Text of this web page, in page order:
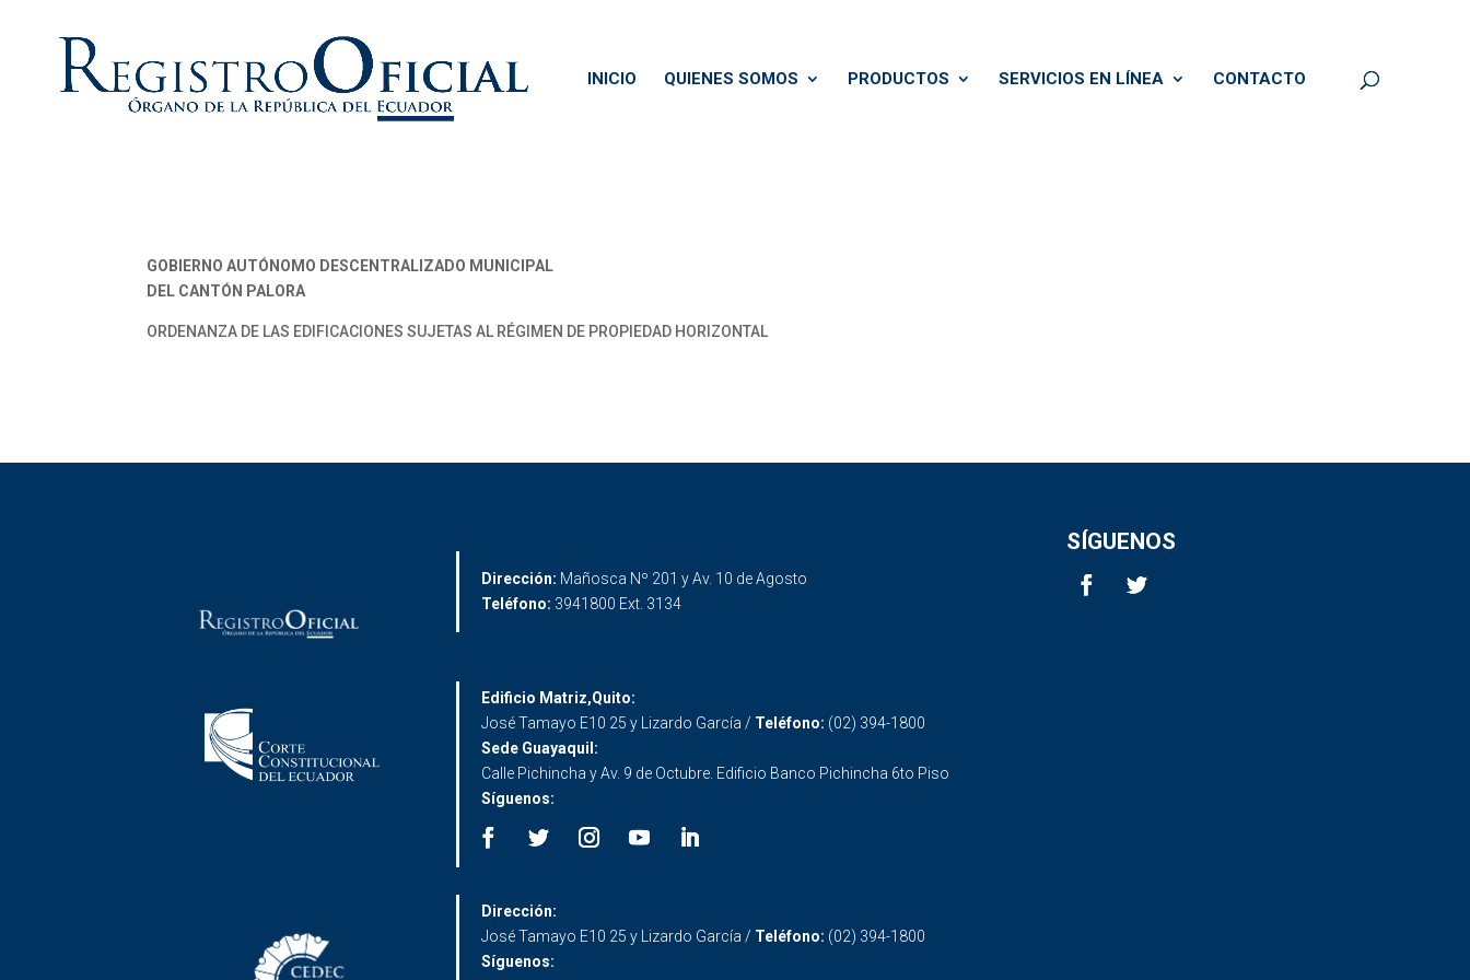
INICIO QUIENES SOMOS PRODUCTOS SERVICIOS EN LÍNEA CONTACTO
GOBIERNO AUTÓNOMO DESCENTRALIZADO MUNICIPAL
DEL CANTÓN PALORA
ORDENANZA DE LAS EDIFICACIONES SUJETAS AL RÉGIMEN DE PROPIEDAD HORIZONTAL
Dirección: Mañosca Nº 201 y Av. 10 de Agosto
Teléfono: 3941800 Ext. 3134
SÍGUENOS
Edificio Matriz,Quito:
José Tamayo E10 25 y Lizardo García / Teléfono: (02) 394-1800
Sede Guayaquil:
Calle Pichincha y Av. 9 de Octubre. Edificio Banco Pichincha 6to Piso
Síguenos:
Dirección:
José Tamayo E10 25 y Lizardo García / Teléfono: (02) 394-1800
Síguenos: